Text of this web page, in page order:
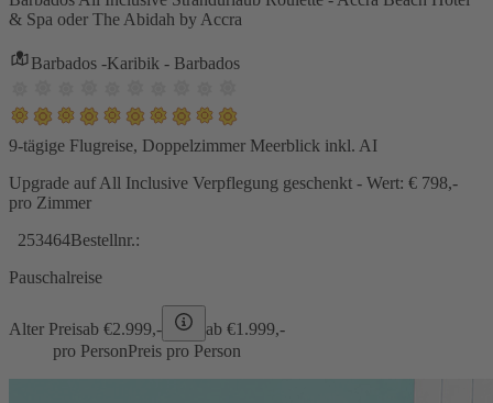
& Spa oder The Abidah by Accra
Barbados -Karibik - Barbados
9-tägige Flugreise, Doppelzimmer Meerblick inkl. AI
Upgrade auf All Inclusive Verpflegung geschenkt - Wert: € 798,-
pro Zimmer
253464Bestellnr.:
Pauschalreise
Alter Preisab €2.999,- ab €1.999,-
pro PersonPreis pro Person